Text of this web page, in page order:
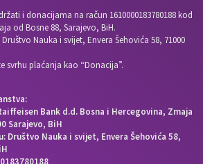
i donacijama na račun 1610000183780188 kod
od Bosne 88, Sarajevo, BiH.
Nauka i svijet, Envera Šehovića 58, 71000
svrhu plaćanja kao “Donacija”.
Bank d.d. Bosna i Hercegovina, Zmaja
Sarajevo, BiH
Društvo Nauka i svijet, Envera Šehovića 58,